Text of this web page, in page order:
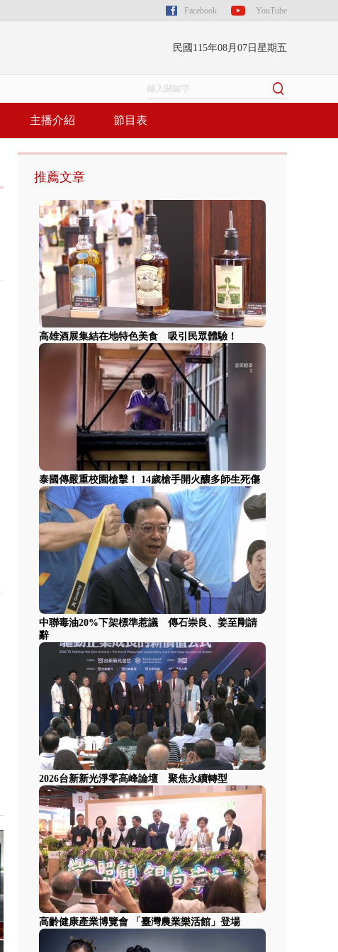
Facebook YouTube
民國115年08月07日星期五
主播介紹 節目表
推薦文章
高雄酒展集結在地特色美食 吸引民眾體驗！
泰國傳嚴重校園槍擊！ 14歲槍手開火釀多師生死傷
中聯毒油20%下架標準惹議 傳石崇良、姜至剛請
辭
2026台新新光淨零高峰論壇 聚焦永續轉型
高齡健康產業博覽會 「臺灣農業樂活館」登場